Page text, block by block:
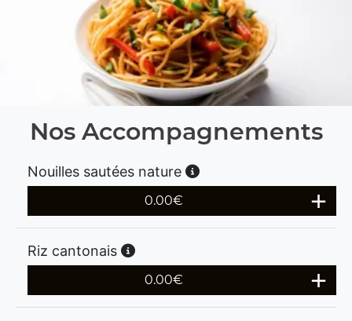
Nos Accompagnements
Nouilles sautées nature
0.00€
Riz cantonais
0.00€